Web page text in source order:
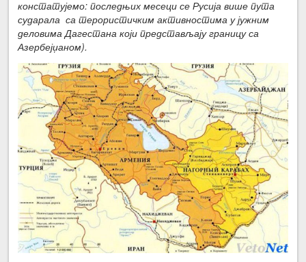
констатујемо: последњих месеци се Русија више пута
сударала са терористичким активностима у јужним
деловима Дагестана који представљају границу са
Азербејџаном).